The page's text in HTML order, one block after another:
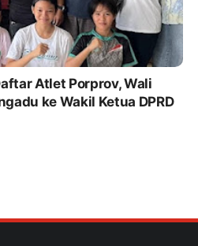
Atlet Porprov, Wali
ke Wakil Ketua DPRD